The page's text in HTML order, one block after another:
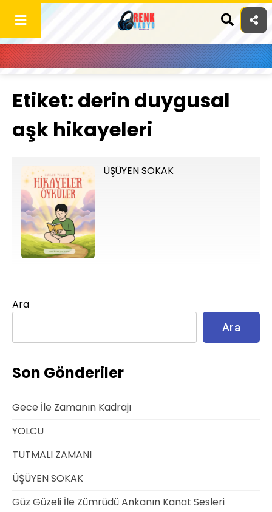
content
Etiket: derin duygusal
aşk hikayeleri
ÜŞÜYEN SOKAK
Ara
Ara
Son Gönderiler
Gece İle Zamanın Kadrajı
YOLCU
TUTMALI ZAMANI
ÜŞÜYEN SOKAK
Güz Güzeli İle Zümrüdü Ankanın Kanat Sesleri